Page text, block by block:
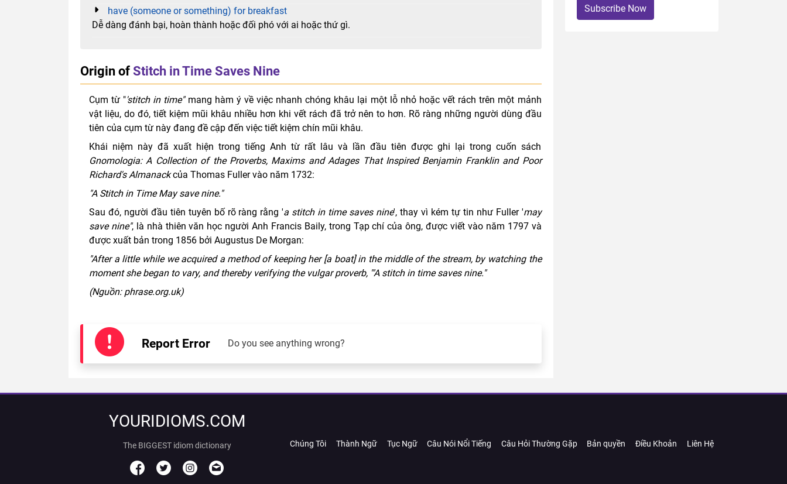
have (someone or something) for breakfast
Dễ dàng đánh bại, hoàn thành hoặc đối phó với ai hoặc thứ gì.
Origin ofStitch in Time Saves Nine
Cụm từ "'stitch in time"mang hàm ý về việc nhanh chóng khâu lại một lỗ nhỏ hoặc vết rách trên một mảnh
vật liệu, do đó, tiết kiệm mũi khâu nhiều hơn khi vết rách đã trở nên to hơn. Rõ ràng những người dùng đầu
tiên của cụm từ này đang đề cập đến việc tiết kiệm chín mũi khâu.
Khái niệm này đã xuất hiện trong tiếng Anh từ rất lâu và lần đầu tiên được ghi lại trong cuốn sách
Gnomologia: A Collection of the Proverbs, Maxims and Adages That Inspired Benjamin Franklin and Poor
Richard's Almanackcủa Thomas Fuller vào năm 1732:
"A Stitch in Time May save nine."
Sau đó, người đầu tiên tuyên bố rõ ràng rằng 'a stitch in time saves nine', thay vì kém tự tin như Fuller 'may
save nine", là nhà thiên văn học người Anh Francis Baily, trong Tạp chí của ông, được viết vào năm 1797 và
được xuất bản trong 1856 bởi Augustus De Morgan:
"After a little while we acquired a method of keeping her [a boat] in the middle of the stream, by watching the
moment she began to vary, and thereby verifying the vulgar proverb, '"A stitch in time saves nine."
(Nguồn: phrase.org.uk)
Report Error Do you see anything wrong?
Subscribe Now
YOURIDIOMS.COM
The BIGGEST idiom dictionary Chúng Tôi Thành Ngữ Tục Ngữ Câu Nói Nổi Tiếng Câu Hỏi Thường Gặp Bản quyền Điều Khoản Liên Hệ